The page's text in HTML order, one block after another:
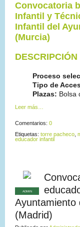
Convocatoria
Infantil y
Infantil del
(Murcia)
DESCRIPCIÓN
Proceso
Tipo de
Plazas: Bolsa
Leer más…
Comentarios: 0
Etiquetas: torre pacheco,
educador infantil
ADMIN
Ayuntamiento
(Madrid)